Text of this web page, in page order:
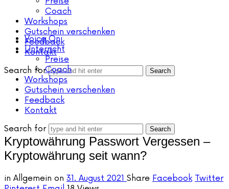
Coach
Workshops
Gutschein verschenken
Feedback
Kontakt
Search for
Voice On
Unterricht
Preise
Coach
Workshops
Gutschein verschenken
Feedback
Kontakt
Search for
Kryptowährung Passwort Vergessen –
Kryptowährung seit wann?
in Allgemein on 31. August 2021 Share Facebook Twitter